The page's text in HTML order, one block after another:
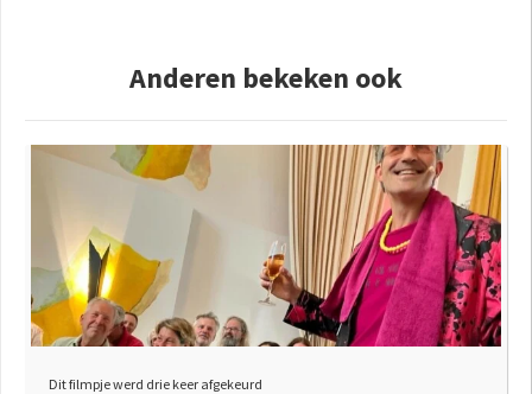
Anderen bekeken ook
Dit filmpje werd drie keer afgekeurd